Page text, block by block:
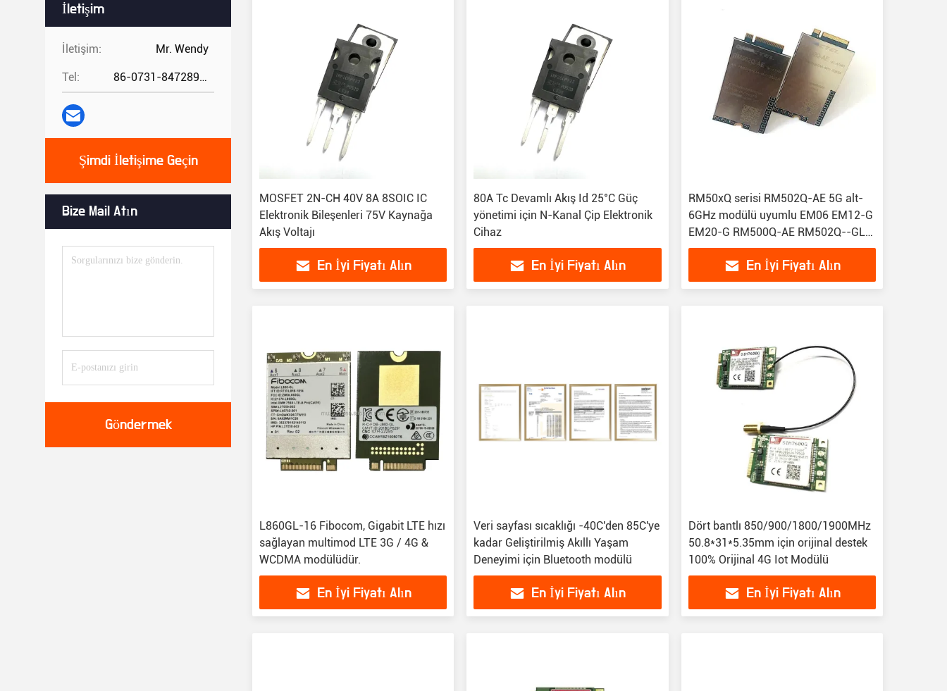
İletişim
İletişim: Mr. Wendy
Tel: 86-0731-84728962
Şimdi İletişime Geçin
Bize Mail Atın
Göndermek
MOSFET 2N-CH 40V 8A 8SOIC IC
Elektronik Bileşenleri 75V Kaynağa
Akış Voltajı
En İyi Fiyatı Alın
80A Tc Devamlı Akış Id 25°C Güç
yönetimi için N-Kanal Çip Elektronik
Cihaz
En İyi Fiyatı Alın
RM50xQ serisi RM502Q-AE 5G alt-
6GHz modülü uyumlu EM06 EM12-G
EM20-G RM500Q-AE RM502Q--GL
RM505Q-AE
En İyi Fiyatı Alın
L860GL-16 Fibocom, Gigabit LTE hızı
sağlayan multimod LTE 3G / 4G &
WCDMA modülüdür.
En İyi Fiyatı Alın
Veri sayfası sıcaklığı -40C'den 85C'ye
kadar Geliştirilmiş Akıllı Yaşam
Deneyimi için Bluetooth modülü
En İyi Fiyatı Alın
Dört bantlı 850/900/1800/1900MHz
50.8*31*5.35mm için orijinal destek
100% Orijinal 4G Iot Modülü
En İyi Fiyatı Alın